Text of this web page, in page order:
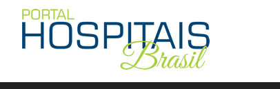
content